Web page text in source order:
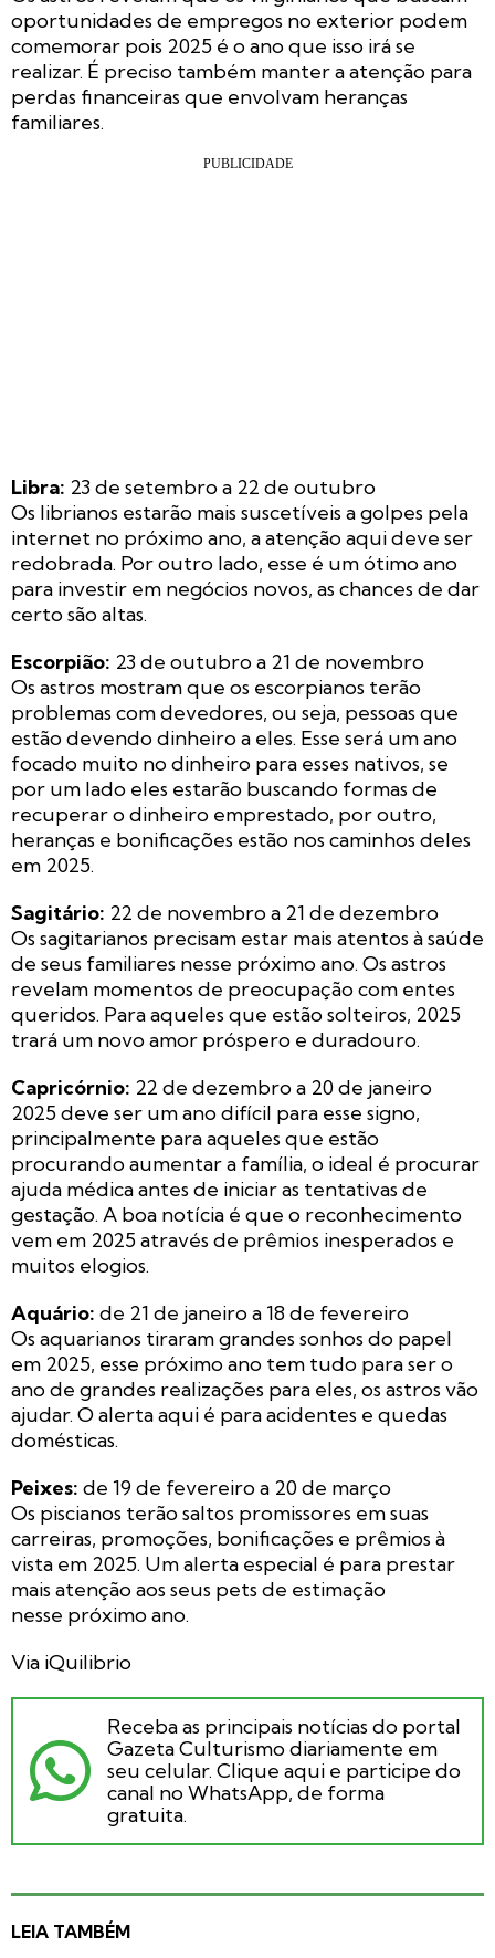
oportunidades de empregos no exterior podem
comemorar pois 2025 é o ano que isso irá se
realizar. É preciso também manter a atenção para
perdas financeiras que envolvam heranças
familiares.
Libra: 23 de setembro a 22 de outubro
Os librianos estarão mais suscetíveis a golpes pela
internet no próximo ano, a atenção aqui deve ser
redobrada. Por outro lado, esse é um ótimo ano
para investir em negócios novos, as chances de dar
certo são altas.
Escorpião: 23 de outubro a 21 de novembro
Os astros mostram que os escorpianos terão
problemas com devedores, ou seja, pessoas que
estão devendo dinheiro a eles. Esse será um ano
focado muito no dinheiro para esses nativos, se
por um lado eles estarão buscando formas de
recuperar o dinheiro emprestado, por outro,
heranças e bonificações estão nos caminhos deles
em 2025.
Sagitário: 22 de novembro a 21 de dezembro
Os sagitarianos precisam estar mais atentos à saúde
de seus familiares nesse próximo ano. Os astros
revelam momentos de preocupação com entes
queridos. Para aqueles que estão solteiros, 2025
trará um novo amor próspero e duradouro.
Capricórnio: 22 de dezembro a 20 de janeiro
2025 deve ser um ano difícil para esse signo,
principalmente para aqueles que estão
procurando aumentar a família, o ideal é procurar
ajuda médica antes de iniciar as tentativas de
gestação. A boa notícia é que o reconhecimento
vem em 2025 através de prêmios inesperados e
muitos elogios.
Aquário: de 21 de janeiro a 18 de fevereiro
Os aquarianos tiraram grandes sonhos do papel
em 2025, esse próximo ano tem tudo para ser o
ano de grandes realizações para eles, os astros vão
ajudar. O alerta aqui é para acidentes e quedas
domésticas.
Peixes: de 19 de fevereiro a 20 de março
Os piscianos terão saltos promissores em suas
carreiras, promoções, bonificações e prêmios à
vista em 2025. Um alerta especial é para prestar
mais atenção aos seus pets de estimação
nesse próximo ano.
Via iQuilibrio
Receba as principais notícias do portal
Gazeta Culturismo diariamente em
seu celular. Clique aqui e participe do
canal no WhatsApp, de forma
gratuita.
LEIA TAMBÉM